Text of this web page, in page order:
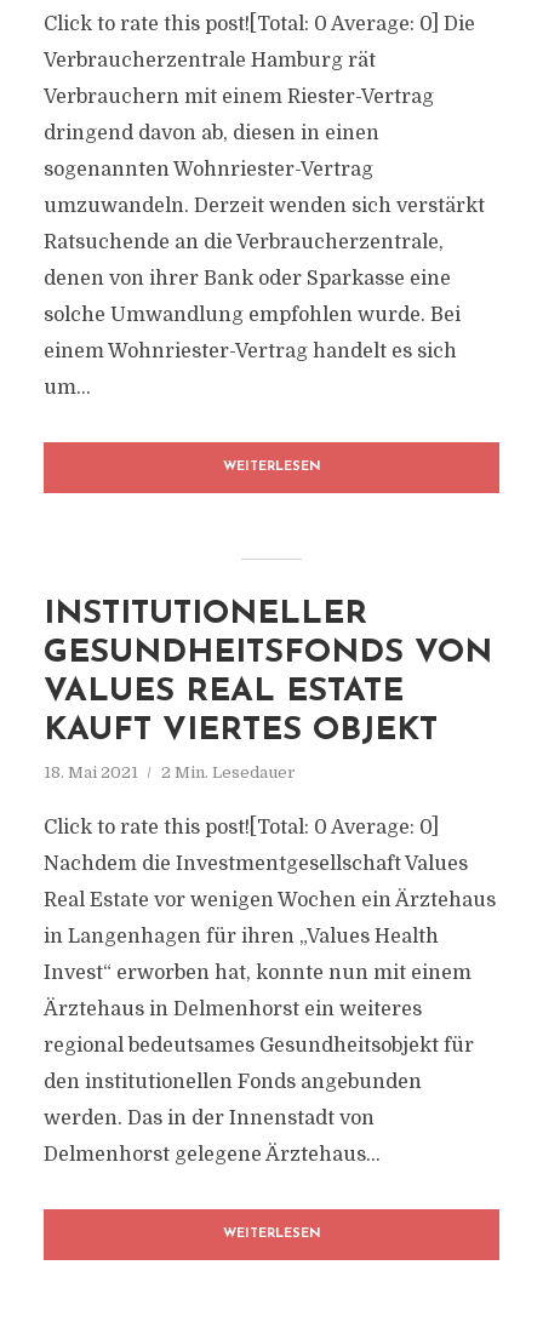
Click to rate this post![Total: 0 Average: 0] Die
Verbraucherzentrale Hamburg rät
Verbrauchern mit einem Riester-Vertrag
dringend davon ab, diesen in einen
sogenannten Wohnriester-Vertrag
umzuwandeln. Derzeit wenden sich verstärkt
Ratsuchende an die Verbraucherzentrale,
denen von ihrer Bank oder Sparkasse eine
solche Umwandlung empfohlen wurde. Bei
einem Wohnriester-Vertrag handelt es sich
um...
WEITERLESEN
INSTITUTIONELLER
GESUNDHEITSFONDS VON
VALUES REAL ESTATE
KAUFT VIERTES OBJEKT
18. Mai 2021 2 Min. Lesedauer
Click to rate this post![Total: 0 Average: 0]
Nachdem die Investmentgesellschaft Values
Real Estate vor wenigen Wochen ein Ärztehaus
in Langenhagen für ihren „Values Health
Invest“ erworben hat, konnte nun mit einem
Ärztehaus in Delmenhorst ein weiteres
regional bedeutsames Gesundheitsobjekt für
den institutionellen Fonds angebunden
werden. Das in der Innenstadt von
Delmenhorst gelegene Ärztehaus...
WEITERLESEN